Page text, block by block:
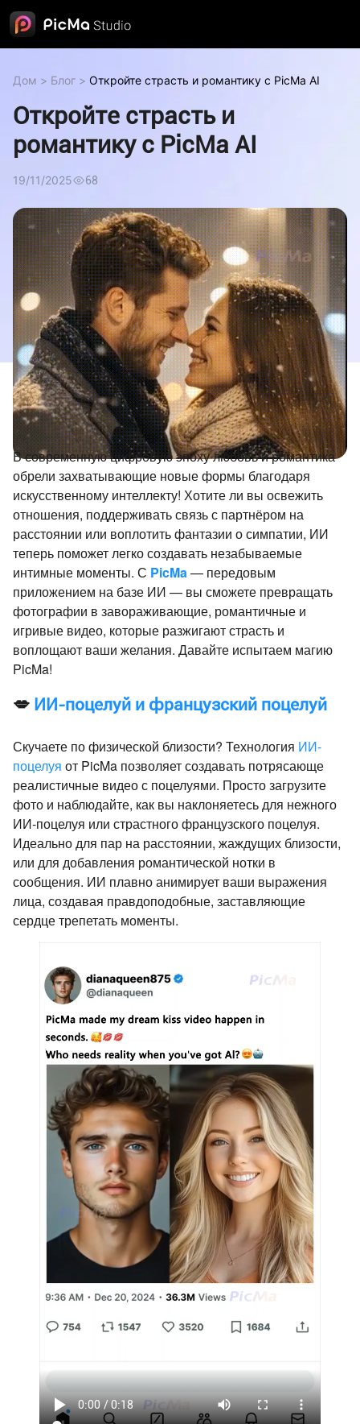
Дом > Блог > Откройте страсть и романтику с PicMa AI
Откройте страсть и
романтику с PicMa AI
19/11/2025 68
В современную цифровую эпоху любовь и романтика
обрели захватывающие новые формы благодаря
искусственному интеллекту! Хотите ли вы освежить
отношения, поддерживать связь с партнёром на
расстоянии или воплотить фантазии о симпатии, ИИ
теперь поможет легко создавать незабываемые
интимные моменты. С PicMa — передовым
приложением на базе ИИ — вы сможете превращать
фотографии в завораживающие, романтичные и
игривые видео, которые разжигают страсть и
воплощают ваши желания. Давайте испытаем магию
PicMa!
💋 ИИ-поцелуй и французский поцелуй
Скучаете по физической близости? Технология ИИ-
поцелуя от PicMa позволяет создавать потрясающе
реалистичные видео с поцелуями. Просто загрузите
фото и наблюдайте, как вы наклоняетесь для нежного
ИИ-поцелуя или страстного французского поцелуя.
Идеально для пар на расстоянии, жаждущих близости,
или для добавления романтической нотки в
сообщения. ИИ плавно анимирует ваши выражения
лица, создавая правдоподобные, заставляющие
сердце трепетать моменты.